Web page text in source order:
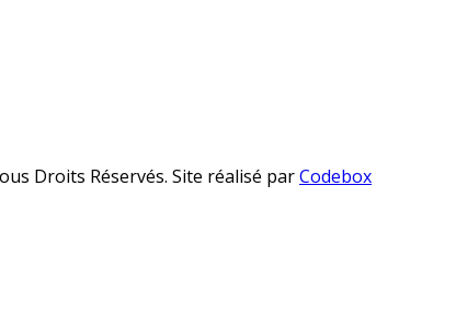
Droits Réservés. Site réalisé parCodebox